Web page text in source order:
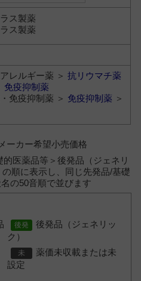
ス製薬
ス製薬
レルギー薬 ＞抗リウマチ薬
免疫抑制薬
免疫抑制薬 ＞ 免疫抑制薬 ＞
ーカー希望小売価格
医薬品等＞後発品（ジェネリ
順に表示し、同じ先発品/基礎
の50音順で並びます
後発品（ジェネリッ
ク）
薬価未収載または未
設定